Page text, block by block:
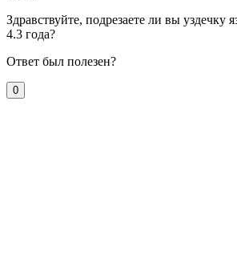
Здравствуйте, подрезаете ли вы уздечку
4.3 года?
Ответ был полезен?
0